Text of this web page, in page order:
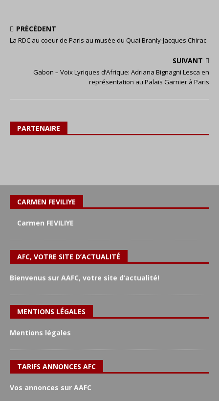
PRÉCÉDENT
La RDC au coeur de Paris au musée du Quai Branly-Jacques Chirac
SUIVANT
Gabon – Voix Lyriques d’Afrique: Adriana Bignagni Lesca en
représentation au Palais Garnier à Paris
PARTENAIRE
CARMEN FEVILIYE
Carmen FEVILIYE
AFC, VOTRE SITE D’ACTUALITÉ
Bienvenus sur AAFC, votre site d’actualité!
MENTIONS LÉGALES
Mentions légales
TARIFS ANNONCES AFC
Vos annonces sur AAFC